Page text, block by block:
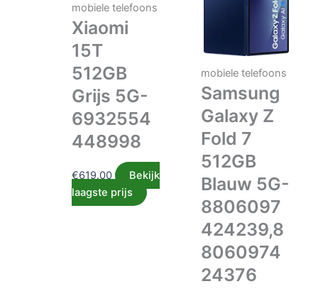
mobiele telefoons
Xiaomi
15T
512GB
Grijs 5G-
6932554
448998
€619.00
Bekijk
laagste prijs
mobiele telefoons
Samsung
Galaxy Z
Fold 7
512GB
Blauw 5G-
8806097
424239,8
8060974
24376